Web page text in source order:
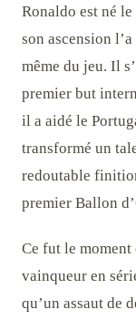
Ronaldo est né
son ascension
même du jeu. Il
premier but
il a aidé le
transformé un
redoutable
premier Ballon
Ce fut le
vainqueur en
qu’un assaut de